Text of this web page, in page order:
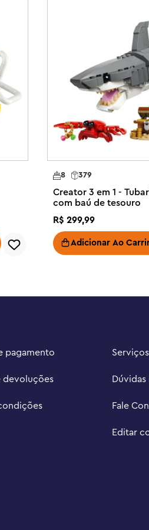
379
8
Creator 3 em 1 -
com baú de tesouro
R$ 299,99
Adicionar Ao
pagamento
devoluções
Serviços
Dúvidas
Fale
Editar